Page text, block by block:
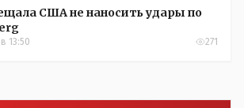
США не наносить удары по
13:50 271